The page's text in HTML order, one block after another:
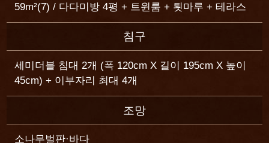
59m²(7) / 다다미방 4평 + 트윈룸 + 툇마루 + 테라스
침구
세미더블 침대 2개 (폭 120cm X 길이 195cm X 높이
45cm) + 이부자리 최대 4개
조망
소나무벌판·바다
54m²(7) / 다다미방 3평 + 트윈룸 + 툇마루 + 테라스
침구
세미더블 침대 2개 (폭 120cm X 길이 195cm X 높이
45cm) + 이부자리 최대 3개
조망
소나무벌판·바다
54m²(7) / 다다미방 6평 + 툇마루 + 테라스
침구
세미더블 침대 2개 (폭 120cm X 길이 195cm X 높이
45cm) + 이부자리 최대 3개
조망
소나무벌판·바다